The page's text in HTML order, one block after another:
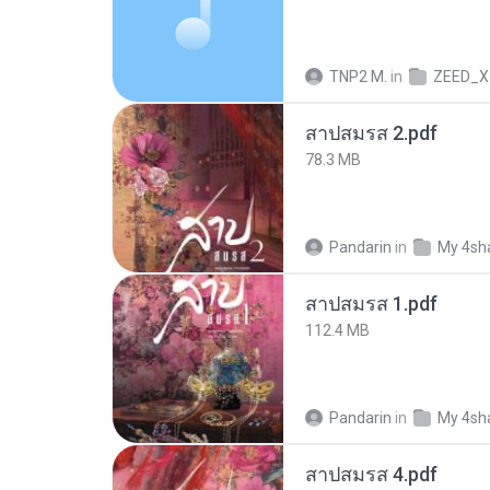
TNP2 M. in ZEED_X
สาปสมรส 2.pdf
78.3 MB
Pandarin in My
สาปสมรส 1.pdf
112.4 MB
Pandarin in My
สาปสมรส 4.pdf